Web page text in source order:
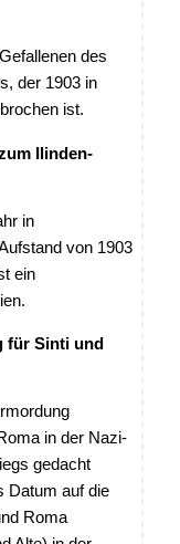
des
der 1903 in
ist.
Ilinden-
in
von 1903
ein
für Sinti und
in der Nazi-
gedacht
Datum auf die
Roma